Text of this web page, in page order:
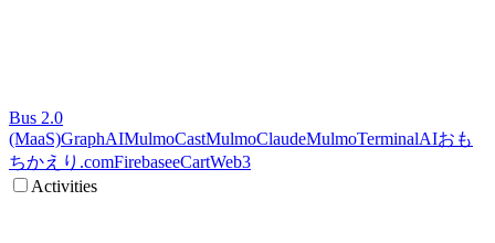
Bus 2.0
(MaaS)GraphAIMulmoCastMulmoClaudeMulmoTerminalAIおも
ちかえり.comFirebaseeCartWeb3
Activities